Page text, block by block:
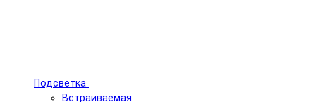
Подсветка
Встраиваемая